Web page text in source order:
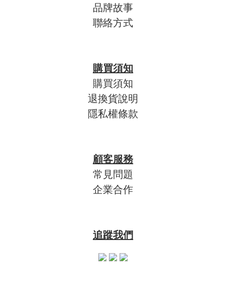
品牌故事
聯絡方式
購買須知
購買須知
退換貨說明
隱私權條款
顧客服務
常見問題
企業合作
追蹤我們